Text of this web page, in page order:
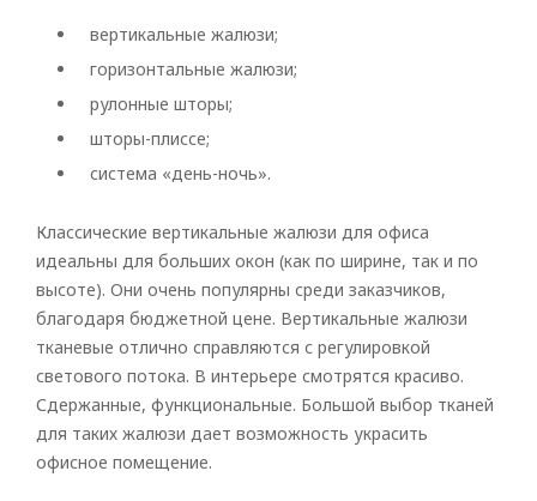
вертикальные жалюзи;
горизонтальные жалюзи;
рулонные шторы;
шторы-плиссе;
система «день-ночь».
Классические вертикальные жалюзи для офиса
идеальны для больших окон (как по ширине, так и по
высоте). Они очень популярны среди заказчиков,
благодаря бюджетной цене. Вертикальные жалюзи
тканевые отлично справляются с регулировкой
светового потока. В интерьере смотрятся красиво.
Сдержанные, функциональные. Большой выбор тканей
для таких жалюзи дает возможность украсить
офисное помещение.